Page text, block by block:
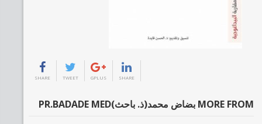
SHARE TWEET GPLUS SHARE
MORE FROM بضاض محمد(ذ. باحث)PR.BADADE MED